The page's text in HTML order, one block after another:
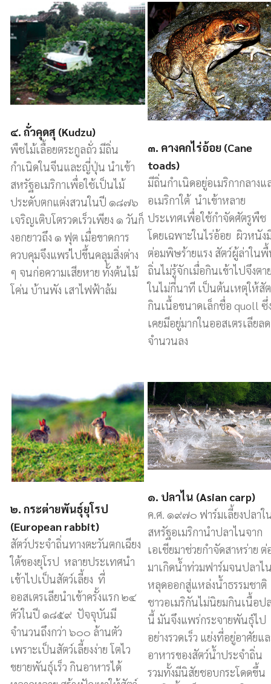
๔. ถั่วคุดสุ (Kudzu)
พืชไม้เลื้อยตระกูลถั่ว มีถิ่น
กำเนิดในจีนและญี่ปุ่น นำเข้า
สหรัฐอเมริกาเพื่อใช้เป็นไม้
ประดับตกแต่งสวนในปี ๑๘๗๖
เจริญเติบโตรวดเร็วเพียง ๑ วันก็
งอกยาวถึง ๑ ฟุต เมื่อขาดการ
ควบคุมจึงแพร่ไปขึ้นคลุมสิ่งต่าง
ๆ จนก่อความเสียหาย ทั้งต้นไม้
โค่น บ้านพัง เสาไฟฟ้าล้ม
๓. คางคกไร่อ้อย (Cane
toads)
มีถิ่นกำเนิดอยู่อเมริกากลางแ
อเมริกาใต้ นำเข้าหลาย
ประเทศเพื่อใช้กำจัดศัตรูพืช
โดยเฉพาะในไร่อ้อย ผิวหนัง
ต่อมพิษร้ายแรง สัตว์ผู้ล่าใน
ถิ่นไม่รู้จักเมื่อกินเข้าไปจึงตา
ในไม่กี่นาที เป็นต้นเหตุให้สั
กินเนื้อขนาดเล็กชื่อ quoll ซึ่
เคยมีอยู่มากในออสเตรเลียลด
จำนวนลง
๒. กระต่ายพันธุ์ยุโรป
(European rabbit)
สัตว์ประจำถิ่นทางตะวันตกเฉียง
ใต้ของยุโรป หลายประเทศนำ
เข้าไปเป็นสัตว์เลี้ยง ที่
ออสเตรเลียนำเข้าครั้งแรก ๒๔
ตัวในปี ๑๘๕๙ ปัจจุบันมี
จำนวนถึงกว่า ๖๐๐ ล้านตัว
เพราะเป็นสัตว์เลี้ยงง่าย โตไว
ขยายพันธุ์เร็ว กินอาหารได้
๑. ปลาไน (Asian carp)
ค.ศ. ๑๙๗๐ ฟาร์มเลี้ยงปลาใ
สหรัฐอเมริกานำปลาไนจาก
เอเชียมาช่วยกำจัดสาหร่าย ต่
มาเกิดน้ำท่วมฟาร์มจนปลาไ
หลุดออกสู่แหล่งน้ำธรรมชาติ
ชาวอเมริกันไม่นิยมกินเนื้อป
นี้ มันจึงแพร่กระจายพันธุ์ไป
อย่างรวดเร็ว แย่งที่อยู่อาศัยแ
อาหารของสัตว์น้ำประจำถิ่น
รวมทั้งมีนิสัยชอบกระโดดขึ้น